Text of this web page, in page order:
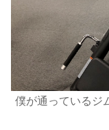
僕が通っているジ